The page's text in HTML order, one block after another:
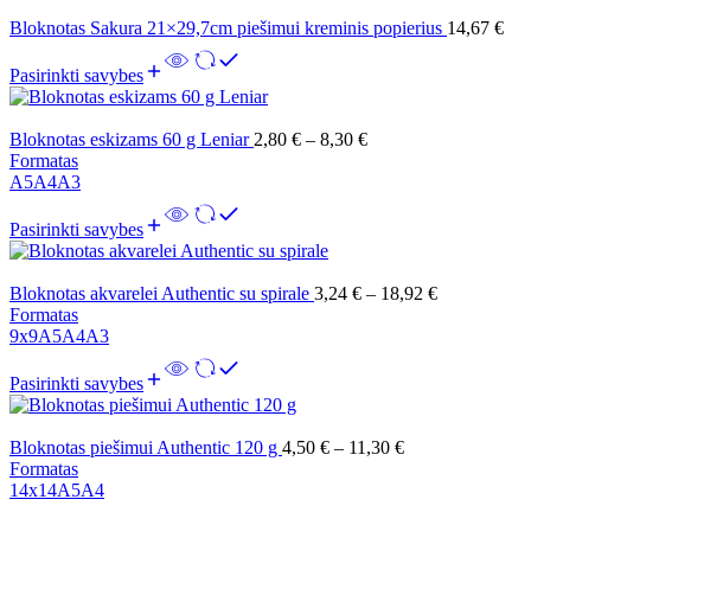
Bloknotas Sakura 21×29,7cm piešimui kreminis popierius 14,67 €
Pasirinkti savybes
Bloknotas eskizams 60 g Leniar 2,80 € – 8,30 €
Formatas
A5A4A3
Pasirinkti savybes
Bloknotas akvarelei Authentic su spirale 3,24 € – 18,92 €
Formatas
9x9A5A4A3
Pasirinkti savybes
Bloknotas piešimui Authentic 120 g 4,50 € – 11,30 €
Formatas
14x14A5A4